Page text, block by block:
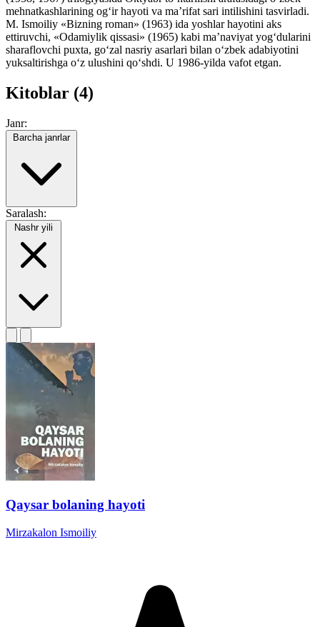
mehnatkashlarining og‘ir hayoti va ma’rifat sari intilishini tasvirladi.
M. Ismoiliy «Bizning roman» (1963) ida yoshlar hayotini aks
ettiruvchi, «Odamiylik qissasi» (1965) kabi ma’naviyat yog‘dularini
sharaflovchi puxta, go‘zal nasriy asarlari bilan o‘zbek adabiyotini
yuksaltirishga o‘z ulushini qo‘shdi. U 1986-yilda vafot etgan.
Kitoblar (4)
Janr:
Barcha janrlar
Saralash:
Nashr yili
Qaysar bolaning hayoti
Mirzakalon Ismoiliy